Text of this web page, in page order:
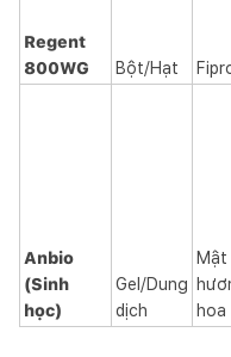
Regent
800WG
Bột/Hạt
Anbio
(Sinh
học)
Gel/Dung
dịch
Mật
hoa